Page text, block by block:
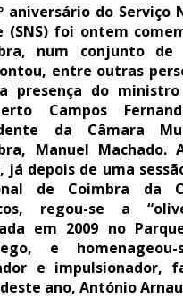
aniversário do Serviço
(SNS) foi ontem
num conjunto de
entre outras
presença do ministro
Campos
da Câmara
Manuel Machado.
já depois de uma
de Coimbra da
regou-se a
em 2009 no
e
e impulsionador,
ano, António